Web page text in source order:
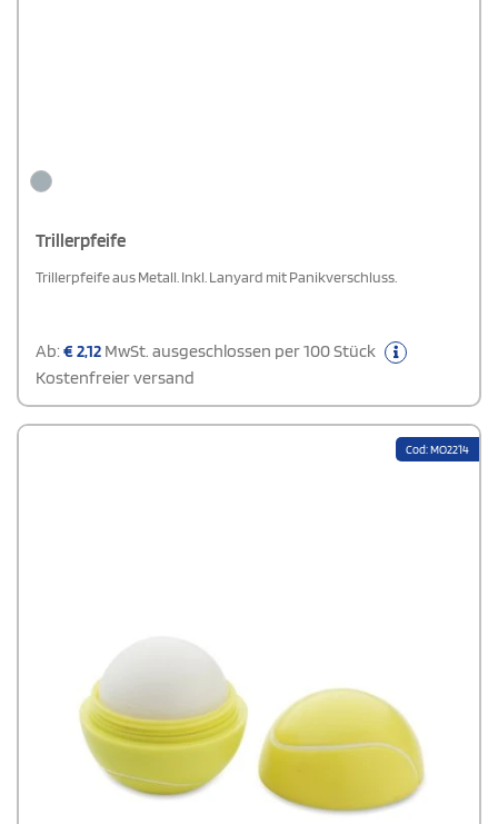
Trillerpfeife
Trillerpfeife aus Metall. Inkl. Lanyard mit Panikverschluss.
Ab:€2,12 MwSt. ausgeschlossen per 100 Stück
Kostenfreier versand
Cod: MO2214